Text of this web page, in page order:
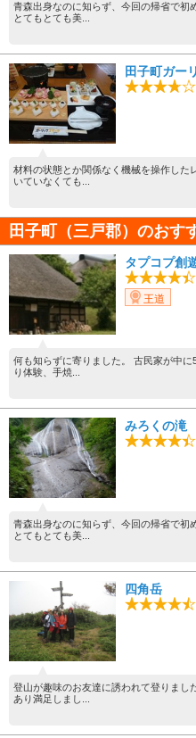
青森出身なのに知らず、今回の帰省で初
とてもとても美...
田子町ガー
材料の状態とか関係なく機械を操作した
いていなくても...
田子町（三戸郡）のおす
タプコプ創
王道
何も知らずに寄りました。 古民家が中
り体験、手焼...
みろくの滝
青森出身なのに知らず、今回の帰省で初
とてもとても美...
四角岳
登山が趣味のお友達に誘われて登りまし
あり満足しまし...